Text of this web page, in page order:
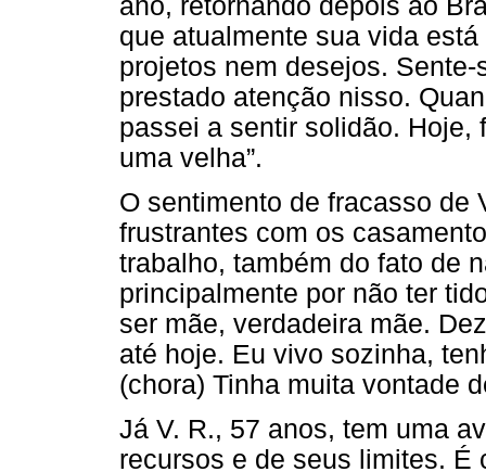
que atualmente sua vida
projetos nem desejos.
prestado atenção nisso.
passei a sentir solidão. Hoje,
uma velha”.
O sentimento de fracasso de
frustrantes com os
trabalho, também do fato de
principalmente por não ter
ser mãe, verdadeira mãe.
até hoje. Eu vivo sozinha,
(chora) Tinha muita vontade
Já V. R., 57 anos, tem uma
recursos e de seus limites. É